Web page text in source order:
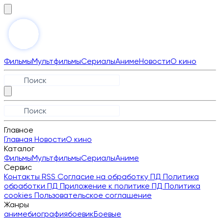
ФильмыМультфильмыСериалыАнимеНовостиО кино
Главное
Главная НовостиО кино
Каталог
ФильмыМультфильмыСериалыАниме
Сервис
Контакты RSS Согласие на обработку ПД Политика
обработки ПД Приложение к политике ПД Политика
cookies Пользовательское соглашение
Жанры
анимебиографиябоевикБоевые